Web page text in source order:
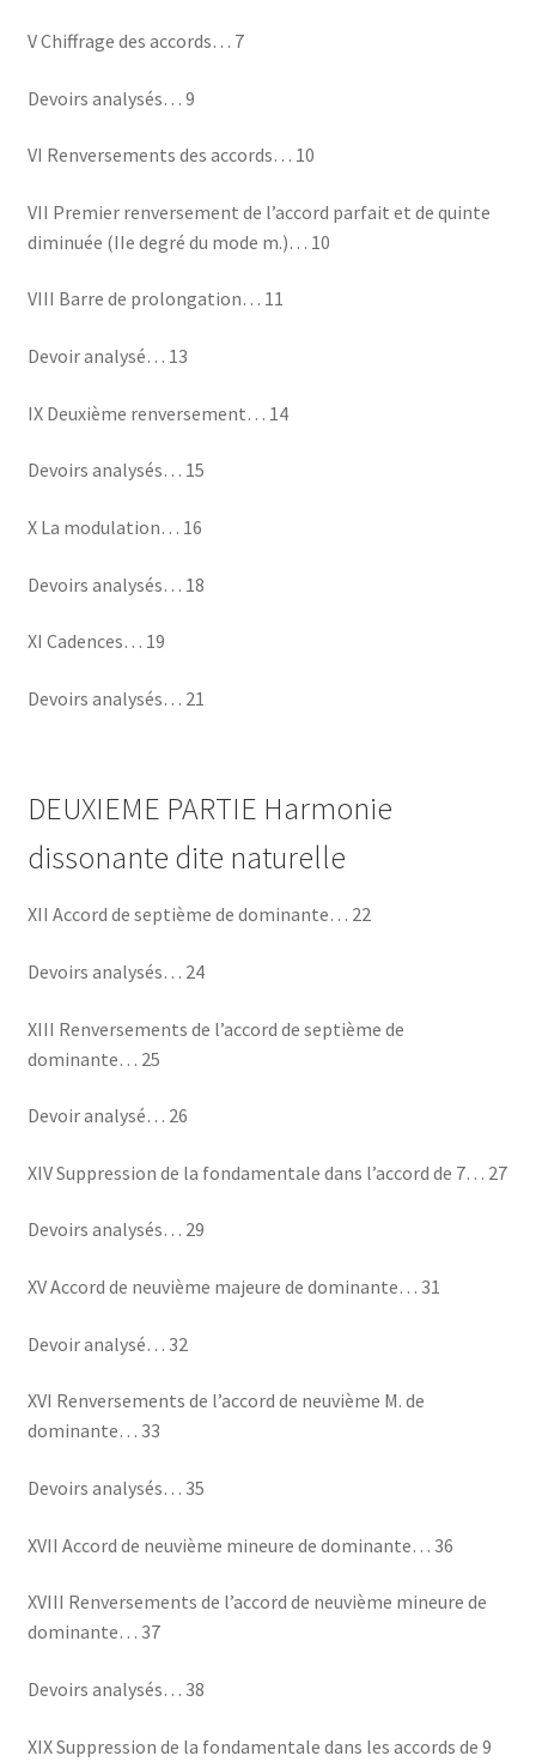
V Chiffrage des accords… 7
Devoirs analysés… 9
VI Renversements des accords… 10
VII Premier renversement de l’accord parfait et de quinte
diminuée (IIe degré du mode m.)… 10
VIII Barre de prolongation… 11
Devoir analysé… 13
IX Deuxième renversement… 14
Devoirs analysés… 15
X La modulation… 16
Devoirs analysés… 18
XI Cadences… 19
Devoirs analysés… 21
DEUXIEME PARTIE Harmonie
dissonante dite naturelle
XII Accord de septième de dominante… 22
Devoirs analysés… 24
XIII Renversements de l’accord de septième de
dominante… 25
Devoir analysé… 26
XIV Suppression de la fondamentale dans l’accord de 7… 27
Devoirs analysés… 29
XV Accord de neuvième majeure de dominante… 31
Devoir analysé… 32
XVI Renversements de l’accord de neuvième M. de
dominante… 33
Devoirs analysés… 35
XVII Accord de neuvième mineure de dominante… 36
XVIII Renversements de l’accord de neuvième mineure de
dominante… 37
Devoirs analysés… 38
XIX Suppression de la fondamentale dans les accords de 9